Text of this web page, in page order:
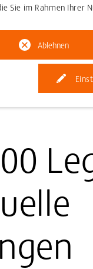
Sie im Rahmen Ihrer
Ablehnen